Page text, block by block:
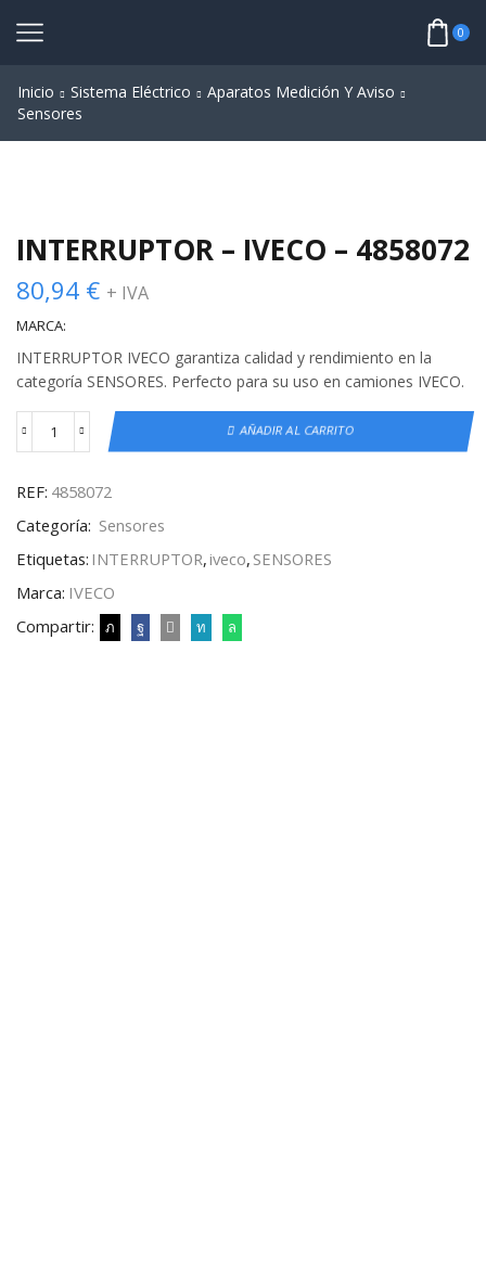
0
Inicio Sistema Eléctrico
Aparatos Medición Y Aviso
Sensores
INTERRUPTOR – IVECO – 4858072
80,94 € + IVA
MARCA:
INTERRUPTOR IVECO garantiza calidad y rendimiento en la
categoría SENSORES. Perfecto para su uso en camiones IVECO.
AÑADIR AL CARRITO
REF: 4858072
Categoría: Sensores
Etiquetas: INTERRUPTOR,iveco, SENSORES
Marca: IVECO
Compartir: